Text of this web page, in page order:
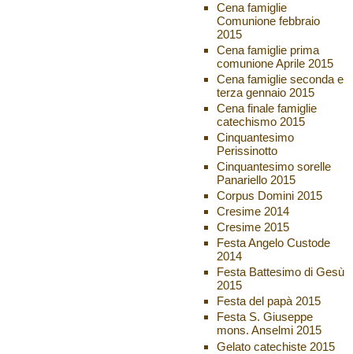
Cena famiglie
Comunione febbraio
2015
Cena famiglie prima
comunione Aprile 2015
Cena famiglie seconda e
terza gennaio 2015
Cena finale famiglie
catechismo 2015
Cinquantesimo
Perissinotto
Cinquantesimo sorelle
Panariello 2015
Corpus Domini 2015
Cresime 2014
Cresime 2015
Festa Angelo Custode
2014
Festa Battesimo di Gesù
2015
Festa del papà 2015
Festa S. Giuseppe
mons. Anselmi 2015
Gelato catechiste 2015